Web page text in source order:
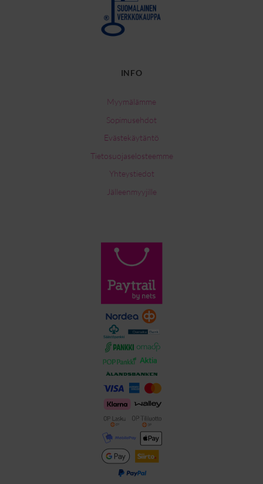
INFO
Myymälämme
Sopimusehdot
Evästekäytäntö
Tietosuojaselosteemme
Yhteystiedot
Jälleenmyyjille